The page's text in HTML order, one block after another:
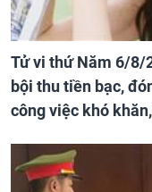
Tử vi thứ Năm 6/8/
bội thu tiền bạc,
công việc khó